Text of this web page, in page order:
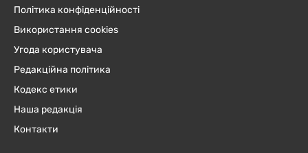
Політика конфіденційності
Використання cookies
Угода користувача
Редакційна політика
Кодекс етики
Наша редакція
Контакти